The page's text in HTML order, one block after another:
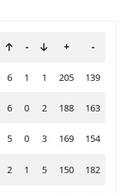
- + -
6 1 1 205 139
6 0 2 188 163
5 0 3 169 154
2 1 5 150 182